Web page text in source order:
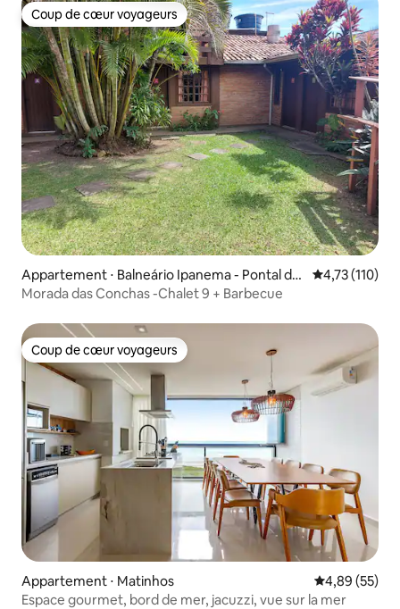
Coup de cœur voyageurs
Coup de cœur voyageurs
Appartement ⋅ Balneário Ipanema - Pontal do
Parana
Évaluation
4,73 (110)
Morada das Conchas -Chalet 9 + Barbecue
Coup de cœur voyageurs
Coup de cœur voyageurs
Appartement ⋅ Matinhos Évaluation
4,89 (55)
Espace gourmet, bord de mer, jacuzzi, vue sur la mer